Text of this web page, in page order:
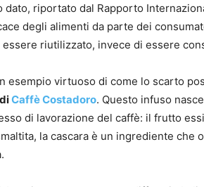
riportato dal Rapporto
degli alimenti da parte dei
riutilizzato, invece di essere
esempio virtuoso di come lo scarto
Caffè Costadoro. Questo infuso
di lavorazione del caffè: il frutto
la cascara è un ingrediente che